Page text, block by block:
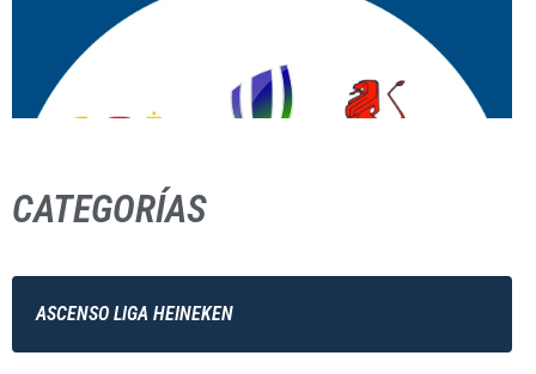
CATEGORÍAS
ASCENSO LIGA HEINEKEN